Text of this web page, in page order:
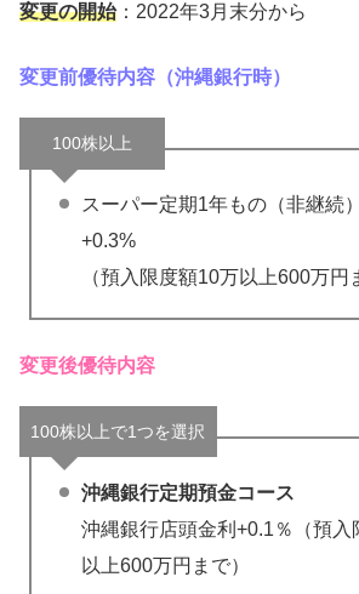
変更の開始：2022年3月末分から
変更前優待内容（沖縄銀行時）
100株以上
スーパー定期1年もの（非継続
+0.3%
（預入限度額10万以上600万円
変更後優待内容
100株以上で1つを選択
沖縄銀行定期預金コース
沖縄銀行店頭金利+0.1％（預入
以上600万円まで）